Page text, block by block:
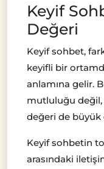
Keyif
Değeri
Keyif sohbet,
keyifli bir
anlamına gelir.
mutluluğu değil,
değeri de
Keyif sohbetin
arasındaki